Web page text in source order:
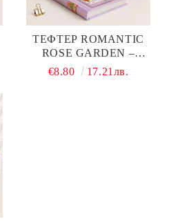
ТЕФТЕР ROMANTIC
ROSE GARDEN –
МАЛКИЯТ ПРИНЦ С
€8.80 17.21лв.